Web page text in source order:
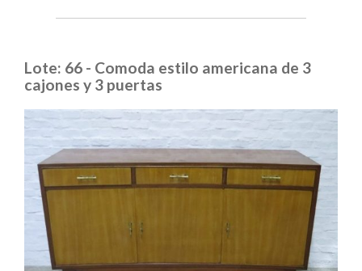
Lote: 66 - Comoda estilo americana de 3
cajones y 3 puertas